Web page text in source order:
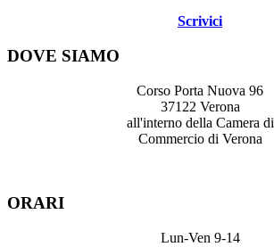
Scrivici
DOVE SIAMO
Corso Porta Nuova 96
37122 Verona
all'interno della Camera di
Commercio di Verona
ORARI
Lun-Ven 9-14